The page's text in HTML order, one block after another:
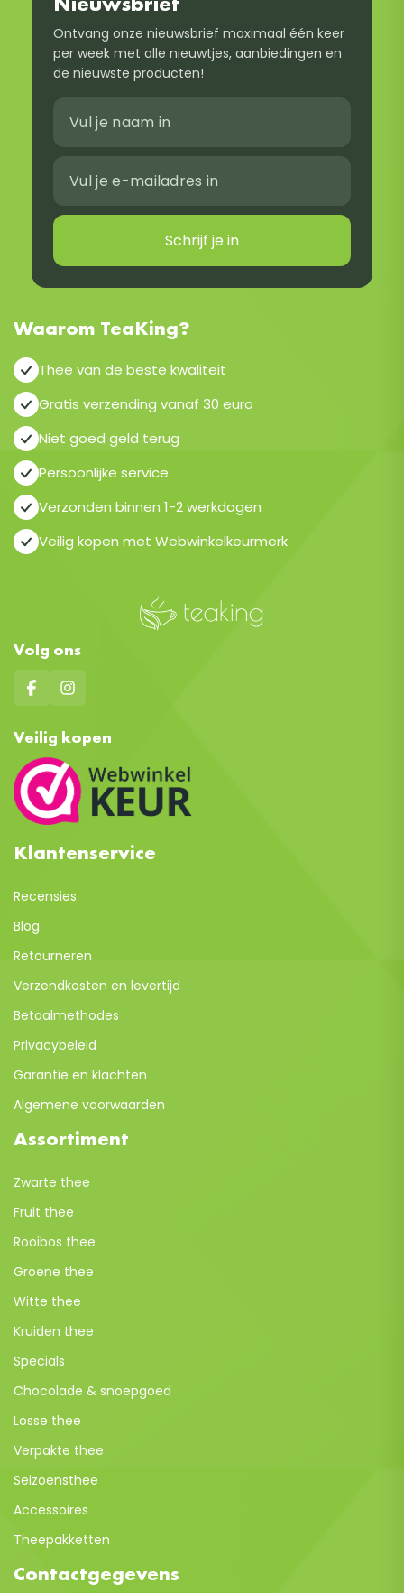
Ontvang onze nieuwsbrief maximaal één keer
per week met alle nieuwtjes, aanbiedingen en
de nieuwste producten!
Schrijf je in
Waarom TeaKing?
Thee van de beste kwaliteit
Gratis verzending vanaf 30 euro
Niet goed geld terug
Persoonlijke service
Verzonden binnen 1-2 werkdagen
Veilig kopen met Webwinkelkeurmerk
Volg ons
Veilig kopen
Klantenservice
Recensies
Blog
Retourneren
Verzendkosten en levertijd
Betaalmethodes
Privacybeleid
Garantie en klachten
Algemene voorwaarden
Assortiment
Zwarte thee
Fruit thee
Rooibos thee
Groene thee
Witte thee
Kruiden thee
Specials
Chocolade & snoepgoed
Losse thee
Verpakte thee
Seizoensthee
Accessoires
Theepakketten
Contactgegevens